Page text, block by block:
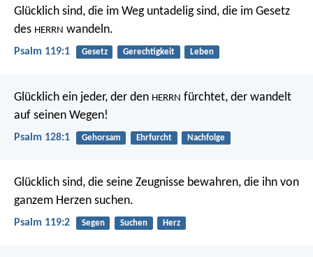
Glücklich sind, die im Weg untadelig sind, die im Gesetz
des HERRN wandeln.
Psalm 119:1 Gesetz Gerechtigkeit Leben
Glücklich ein jeder, der den HERRN fürchtet, der wandelt
auf seinen Wegen!
Psalm 128:1 Gehorsam Ehrfurcht Nachfolge
Glücklich sind, die seine Zeugnisse bewahren, die ihn von
ganzem Herzen suchen.
Psalm 119:2 Segen Suchen Herz